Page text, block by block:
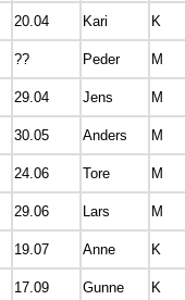
20.04 Kari K
?? Peder M
29.04 Jens M
30.05 Anders M
24.06 Tore M
29.06 Lars M
19.07 Anne K
17.09 Gunne K